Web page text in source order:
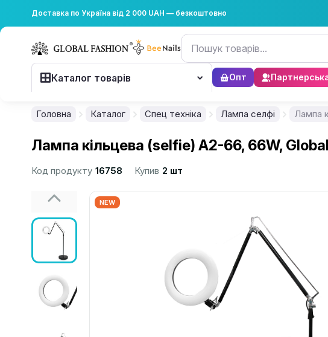
Доставка по Україна від 2 000 UAH — безкоштовно
Каталог товарів Опт
Головна Каталог Спец техніка Лампа селфі Лампа
Лампа кільцева (selfie) A2-66, 66W,
Код продукту 16758 Купив 2 шт
NEW